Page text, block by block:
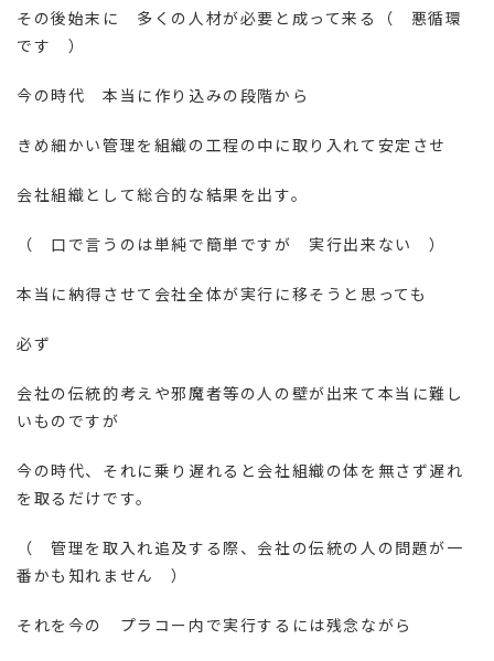
その後始末に 多くの人材が必要と成って来る（ 悪循環
です ）
今の時代 本当に作り込みの段階から
きめ細かい管理を組織の工程の中に取り入れて安定させ
会社組織として総合的な結果を出す。
（ 口で言うのは単純で簡単ですが 実行出来ない ）
本当に納得させて会社全体が実行に移そうと思っても
必ず
会社の伝統的考えや邪魔者等の人の壁が出来て本当に難し
いものですが
今の時代、それに乗り遅れると会社組織の体を無さず遅れ
を取るだけです。
（ 管理を取入れ追及する際、会社の伝統の人の問題が一
番かも知れません ）
それを今の プラコー内で実行するには残念ながら